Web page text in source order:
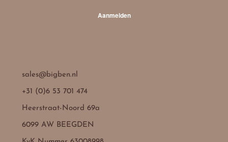
Aanmelden
sales@bigben.nl
+31 (0)6 53 701 474
Heerstraat-Noord 69a
6099 AW BEEGDEN